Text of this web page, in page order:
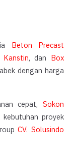
Beton Precast
Kanstin, dan Box
dengan harga
cepat, Sokon
proyek
CV. Solusindo